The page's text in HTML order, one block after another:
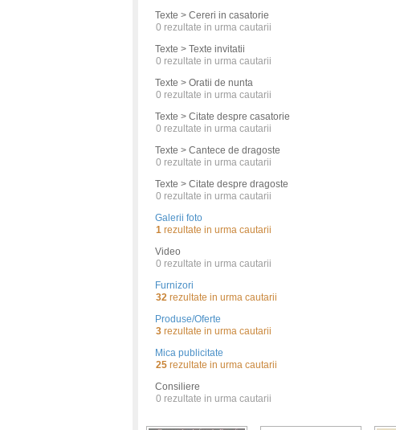
Texte > Cereri in casatorie
0 rezultate in urma cautarii
Texte > Texte invitatii
0 rezultate in urma cautarii
Texte > Oratii de nunta
0 rezultate in urma cautarii
Texte > Citate despre casatorie
0 rezultate in urma cautarii
Texte > Cantece de dragoste
0 rezultate in urma cautarii
Texte > Citate despre dragoste
0 rezultate in urma cautarii
Galerii foto
1 rezultate in urma cautarii
Video
0 rezultate in urma cautarii
Furnizori
32 rezultate in urma cautarii
Produse/Oferte
3 rezultate in urma cautarii
Mica publicitate
25 rezultate in urma cautarii
Consiliere
0 rezultate in urma cautarii